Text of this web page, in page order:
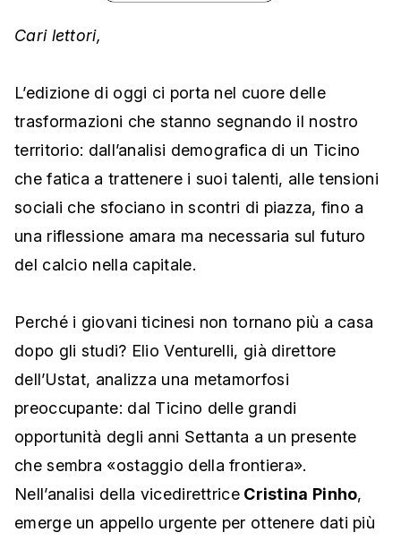
Cari lettori,
L’edizione di oggi ci porta nel cuore delle
trasformazioni che stanno segnando il nostro
territorio: dall’analisi demografica di un Ticino
che fatica a trattenere i suoi talenti, alle tensioni
sociali che sfociano in scontri di piazza, fino a
una riflessione amara ma necessaria sul futuro
del calcio nella capitale.
Perché i giovani ticinesi non tornano più a casa
dopo gli studi? Elio Venturelli, già direttore
dell’Ustat, analizza una metamorfosi
preoccupante: dal Ticino delle grandi
opportunità degli anni Settanta a un presente
che sembra «ostaggio della frontiera».
Nell’analisi della vicedirettriceCristina Pinho,
emerge un appello urgente per ottenere dati più